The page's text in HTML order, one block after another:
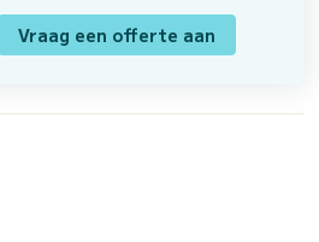
Vraag een offerte aan